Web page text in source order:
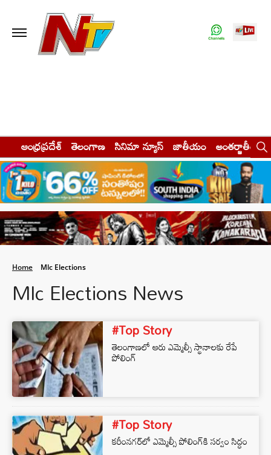
ఆంధ్రప్రదేశ్ తెలంగాణ సినిమా న్యూస్ జాతీయం అంతర్జాతీయం
Home Mlc Elections
Mlc Elections News
#Top Story
తెలంగాణలో ఆరు ఎమ్మెల్సీ స్థానాలకు రేపే
పోలింగ్
#Top Story
కరీంనగర్‌లో ఎమ్మెల్సీ పోలింగ్‌కి సర్వం సిద్ధం